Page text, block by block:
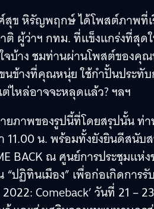
ข หิรัญพฤกษ์ ได้โพสต์ภาพที่เ
าติ ผู้ว่าฯ กทม. ที่แข็งแกร่งที่สุ
บ้าง ชมท่านผ่านโพสต์ของคุ
นข้างที่คุณหนุ่ย ใช้กำปั้นประทั
ไหล่อาจจะหลุดแล้ว? ฯลฯ
ภาพของรูปนี้ที่โดยสรุปนั้น ท่
11.00 น. พร้อมทั้งยังยินดีสนับ
BACK ณ ศูนย์การประชุมแห่
ปฏิทินเมือง” เพื่อก่อเกิดการรั
Comeback’ วันที่ 21 –